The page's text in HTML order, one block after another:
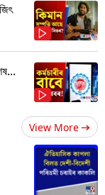
View More